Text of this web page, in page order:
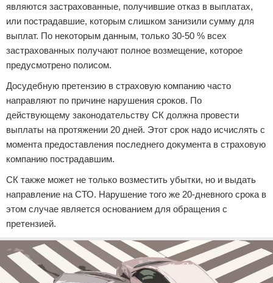
являются застрахованные, получившие отказ в выплатах,
или пострадавшие, которым слишком занизили сумму для
выплат. По некоторым данным, только 30-50 % всех
застрахованных получают полное возмещение, которое
предусмотрено полисом.
Досудебную претензию в страховую компанию часто
направляют по причине нарушения сроков. По
действующему законодательству СК должна провести
выплаты на протяжении 20 дней. Этот срок надо исчислять с
момента предоставления последнего документа в страховую
компанию пострадавшим.
СК также может не только возместить убытки, но и выдать
направление на СТО. Нарушение того же 20-дневного срока в
этом случае является основанием для обращения с
претензией.